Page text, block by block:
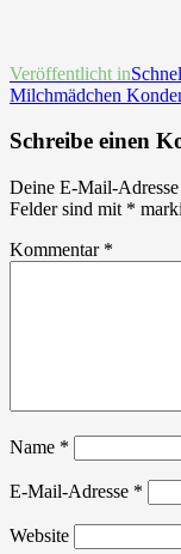
Beitrags-
Navigation
Veröffentlicht in
Milchmädchen
Schreibe einen
Deine E-Mail-
Felder sind mit *
Kommentar *
Name *
E-Mail-Adresse *
Website